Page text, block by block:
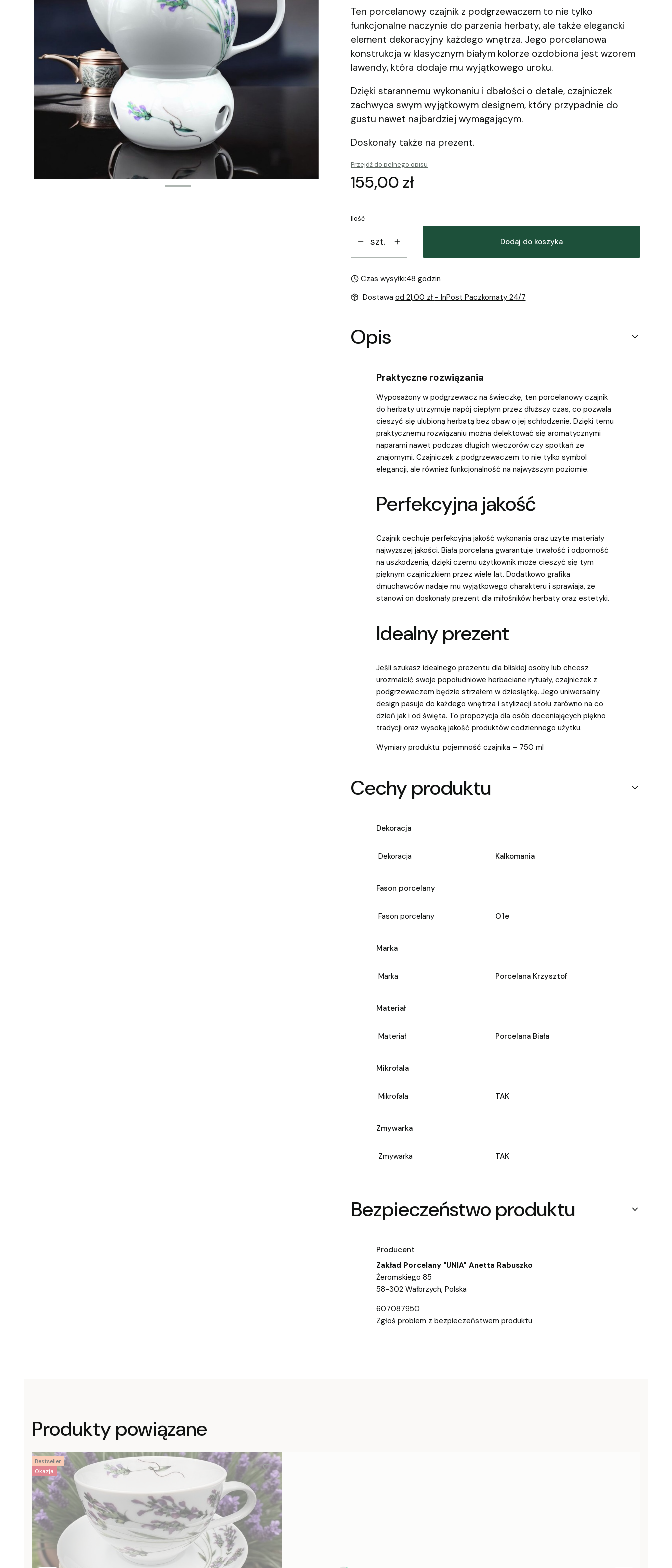
Ten porcelanowy czajnik z podgrzewaczem to nie tylko
funkcjonalne naczynie do parzenia herbaty, ale także elegancki
element dekoracyjny każdego wnętrza. Jego porcelanowa
konstrukcja w klasycznym białym kolorze ozdobiona jest wzorem
lawendy, która dodaje mu wyjątkowego uroku.
Dzięki starannemu wykonaniu i dbałości o detale, czajniczek
zachwyca swym wyjątkowym designem, który przypadnie do
gustu nawet najbardziej wymagającym.
Doskonały także na prezent.
Przejdź do pełnego opisu
Cena
155,00 zł
Ilość
szt. Dodaj do koszyka
Czas wysyłki:48 godzin
Dostawa od 21,00 zł - InPost Paczkomaty 24/7
Opis
Praktyczne rozwiązania
Wyposażony w podgrzewacz na świeczkę, ten porcelanowy czajnik
do herbaty utrzymuje napój ciepłym przez dłuższy czas, co pozwala
cieszyć się ulubioną herbatą bez obaw o jej schłodzenie. Dzięki temu
praktycznemu rozwiązaniu można delektować się aromatycznymi
naparami nawet podczas długich wieczorów czy spotkań ze
znajomymi. Czajniczek z podgrzewaczem to nie tylko symbol
elegancji, ale również funkcjonalność na najwyższym poziomie.
Perfekcyjna jakość
Czajnik cechuje perfekcyjna jakość wykonania oraz użyte materiały
najwyższej jakości. Biała porcelana gwarantuje trwałość i odporność
na uszkodzenia, dzięki czemu użytkownik może cieszyć się tym
pięknym czajniczkiem przez wiele lat. Dodatkowo grafika
dmuchawców nadaje mu wyjątkowego charakteru i sprawiaja, że
stanowi on doskonały prezent dla miłośników herbaty oraz estetyki.
Idealny prezent
Jeśli szukasz idealnego prezentu dla bliskiej osoby lub chcesz
urozmaicić swoje popołudniowe herbaciane rytuały, czajniczek z
podgrzewaczem będzie strzałem w dziesiątkę. Jego uniwersalny
design pasuje do każdego wnętrza i stylizacji stołu zarówno na co
dzień jak i od święta. To propozycja dla osób doceniających piękno
tradycji oraz wysoką jakość produktów codziennego użytku.
Wymiary produktu: pojemność czajnika – 750 ml
Cechy produktu
Dekoracja
Dekoracja Kalkomania
Fason porcelany
Fason porcelany O'le
Marka
Marka Porcelana Krzysztof
Materiał
Materiał Porcelana Biała
Mikrofala
Mikrofala TAK
Zmywarka
Zmywarka TAK
Bezpieczeństwo produktu
Producent
Zakład Porcelany "UNIA" Anetta Rabuszko
Żeromskiego 85
58-302 Wałbrzych, Polska
607087950
Zgłoś problem z bezpieczeństwem produktu
Produkty powiązane
Okazja
Bestseller